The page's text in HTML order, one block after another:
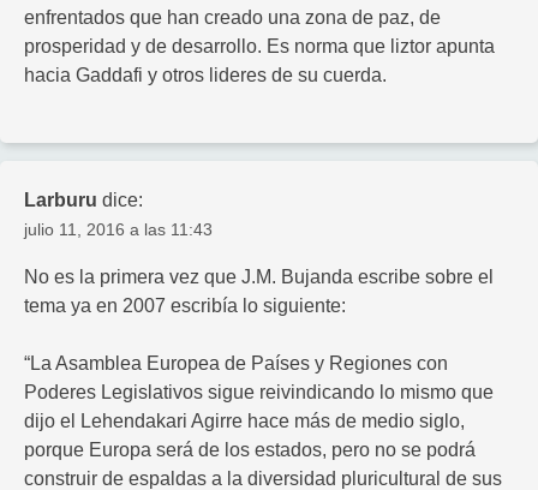
enfrentados que han creado una zona de paz, de
prosperidad y de desarrollo. Es norma que liztor apunta
hacia Gaddafi y otros lideres de su cuerda.
Larburu dice:
julio 11, 2016 a las 11:43
No es la primera vez que J.M. Bujanda escribe sobre el
tema ya en 2007 escribía lo siguiente:
“La Asamblea Europea de Países y Regiones con
Poderes Legislativos sigue reivindicando lo mismo que
dijo el Lehendakari Agirre hace más de medio siglo,
porque Europa será de los estados, pero no se podrá
construir de espaldas a la diversidad pluricultural de sus